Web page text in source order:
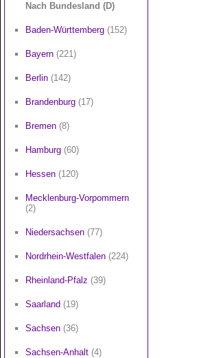
Nach Bundesland (D)
Baden-Württemberg (152)
Bayern (221)
Berlin (142)
Brandenburg (17)
Bremen (8)
Hamburg (60)
Hessen (120)
Mecklenburg-Vorpommern
(2)
Niedersachsen (77)
Nordrhein-Westfalen (224)
Rheinland-Pfalz (39)
Saarland (19)
Sachsen (36)
Sachsen-Anhalt (4)